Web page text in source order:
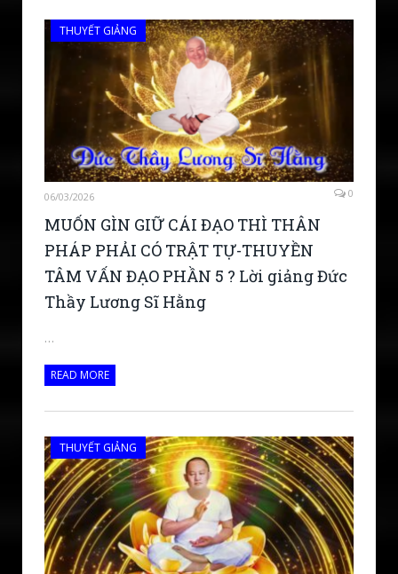
THUYẾT GIẢNG
06/03/2026 0
MUỐN GÌN GIỮ CÁI ĐẠO THÌ THÂN
PHÁP PHẢI CÓ TRẬT TỰ-THUYỀN
TÂM VẤN ĐẠO PHẦN 5 ? Lời giảng Đức
Thầy Lương Sĩ Hằng
…
READ MORE
THUYẾT GIẢNG